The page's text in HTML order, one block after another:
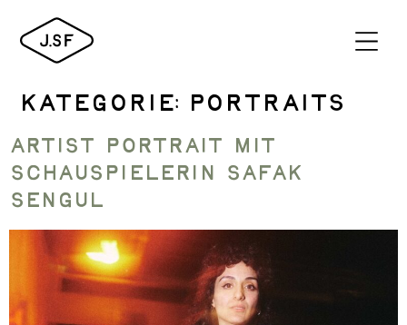
Kategorie: Portraits
Artist Portrait mit
Schauspielerin Safak
Sengül